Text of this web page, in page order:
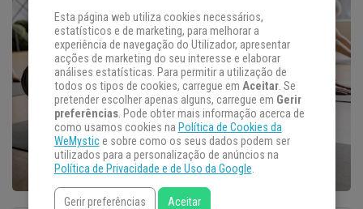
Esta página web utiliza cookies necessários,
estatísticos e de marketing, para melhorar a
experiência de navegação do Utilizador, apresentar
acções de marketing do seu interesse e elaborar
análises estatísticas. Para permitir a utilização de
todos os tipos de cookies, carregue em Aceitar. Se
pretender escolher apenas alguns, carregue em Gerir
preferências. Pode obter mais informação acerca de
como usamos cookies na Política de Cookies da
WeMystice sobre como os seus dados podem ser
utilizados para a personalização de anúncios na
Política de Privacidade e de Uso da Google.
Gerir preferências Aceitar